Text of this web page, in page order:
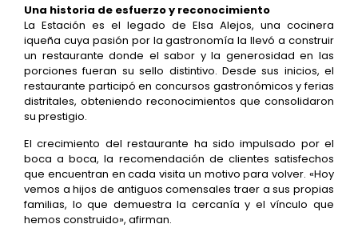
Una historia de esfuerzo y reconocimiento
La Estación es el legado de Elsa Alejos, una cocinera
iqueña cuya pasión por la gastronomía la llevó a construir
un restaurante donde el sabor y la generosidad en las
porciones fueran su sello distintivo. Desde sus inicios, el
restaurante participó en concursos gastronómicos y ferias
distritales, obteniendo reconocimientos que consolidaron
su prestigio.
El crecimiento del restaurante ha sido impulsado por el
boca a boca, la recomendación de clientes satisfechos
que encuentran en cada visita un motivo para volver. «Hoy
vemos a hijos de antiguos comensales traer a sus propias
familias, lo que demuestra la cercanía y el vínculo que
hemos construido», afirman.